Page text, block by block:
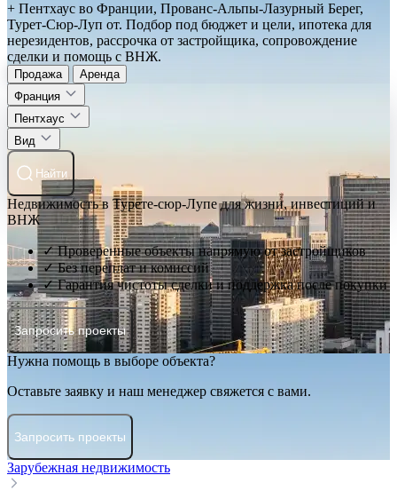
+ Пентхаус во Франции, Прованс-Альпы-Лазурный Берег,
Турет-Сюр-Луп от. Подбор под бюджет и цели, ипотека для
нерезидентов, рассрочка от застройщика, сопровождение
сделки и помощь с ВНЖ.
Продажа
Аренда
Франция
Пентхаус
Вид
Найти
Недвижимость в Турете-сюр-Лупе для жизни, инвестиций и
ВНЖ
✓ Проверенные объекты напрямую от застройщиков
✓ Без переплат и комиссий
✓ Гарантия чистоты сделки и поддержка после покупки
Запросить проекты
Нужна помощь в выборе объекта?
Оставьте заявку и наш менеджер свяжется с вами.
Запросить проекты
Зарубежная недвижимость